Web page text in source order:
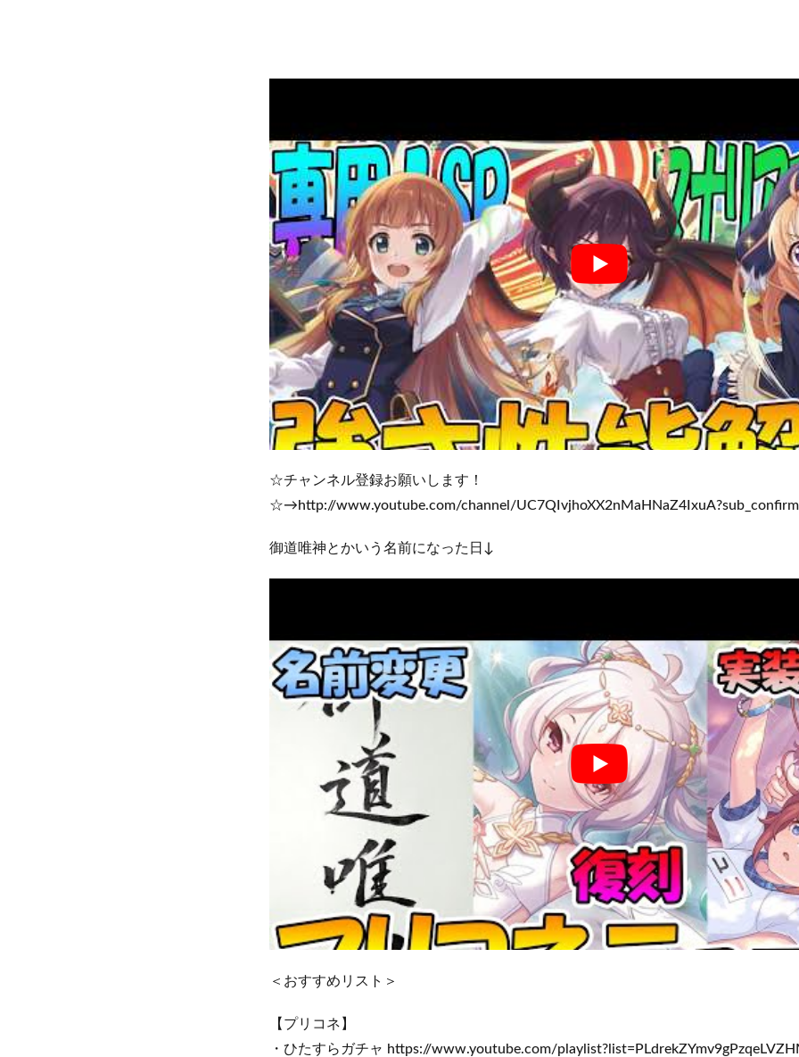
☆チャンネル登録お願いします！
☆→http://www.youtube.com/channel/
御道唯神とかいう名前になった日↓
＜おすすめリスト＞
【プリコネ】
・ひたすらガチャ https://www.youtube.com/